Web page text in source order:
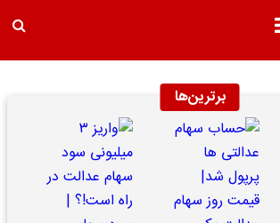
برترین‌ها